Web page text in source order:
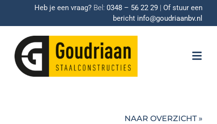
inhoud
Heb je een vraag? Bel:0348 – 56 22 29 |Of stuur een
bericht info@goudriaanbv.nl
NAAR OVERZICHT »